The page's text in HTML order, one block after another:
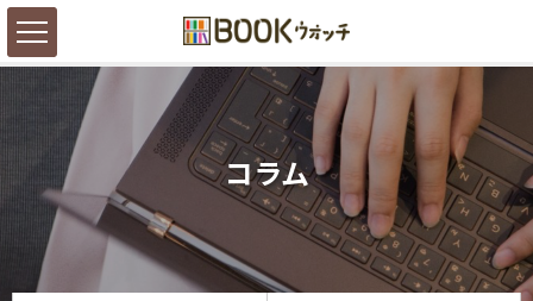
コラム